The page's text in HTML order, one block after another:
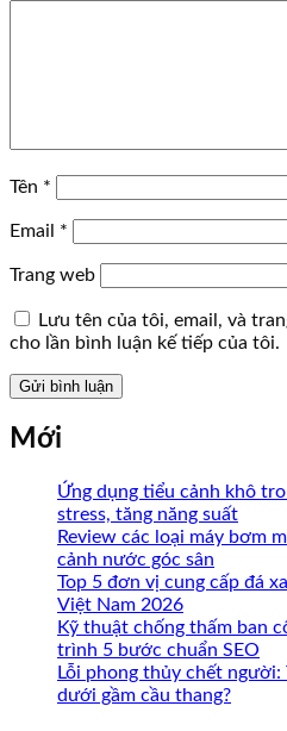
Tên *
Email *
Trang web
Lưu tên của tôi, email, và
cho lần bình luận kế tiếp của tôi.
Mới
Ứng dụng tiểu cảnh khô
stress, tăng năng suất
Review các loại máy bơm
cảnh nước góc sân
Top 5 đơn vị cung cấp đá
Việt Nam 2026
Kỹ thuật chống thấm ban
trình 5 bước chuẩn SEO
Lỗi phong thủy chết người:
dưới gầm cầu thang?